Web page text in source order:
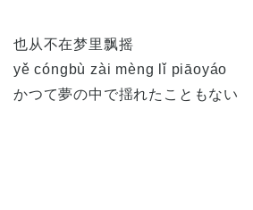
也从不在梦里飘摇
yě cóngbù zài mèng lǐ piāoyáo
かつて夢の中で揺れたこともない